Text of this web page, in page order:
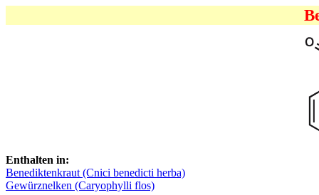
Enthalten in:
Benediktenkraut (Cnici benedicti herba)
Gewürznelken (Caryophylli flos)